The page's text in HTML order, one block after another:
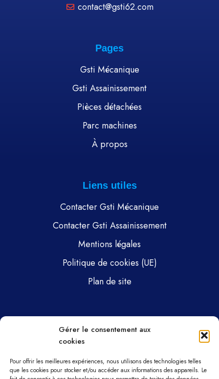
Gérer le consentement aux
cookies
Pour offrir les meilleures expériences, nous utilisons des technologies telles
que les cookies pour stocker et/ou accéder aux informations des appareils. Le
contact@gsti62.com
Pages
Gsti Mécanique
Gsti Assainissement
Pièces détachées
Parc machines
À propos
Liens utiles
Contacter Gsti Mécanique
Contacter Gsti Assainissement
Mentions légales
Politique de cookies (UE)
Plan de site
Gsti Mécanique
Gsti Assainissement